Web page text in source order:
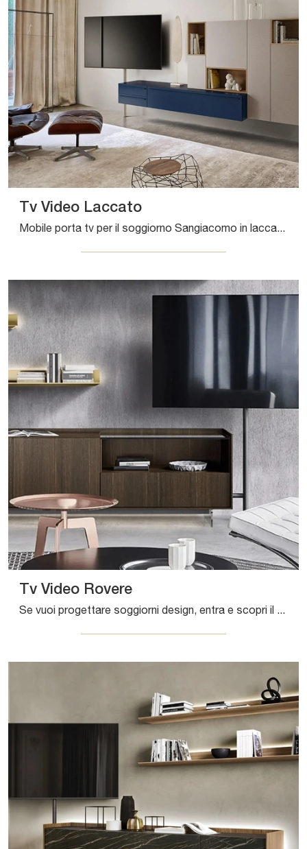
Tv Video Laccato
Mobile porta tv per il soggiorno Sangiacomo in laccato opaco: clicca e ottieni informazioni sul modello Tv Video Laccato, ideale per spazi moderni.
Tv Video Rovere
Se vuoi progettare soggiorni design, entra e scopri il mobile porta tv Tv Video Rovere del marchio Sangiacomo, fatto in legno